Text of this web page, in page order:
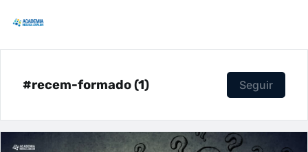
#recem-formado (1) Seguir